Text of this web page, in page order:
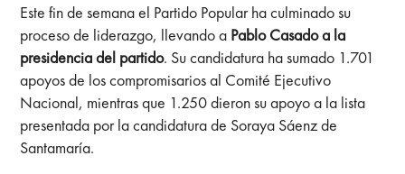
Este fin de semana el Partido Popular ha culminado su
proceso de liderazgo, llevando a Pablo Casado a la
presidencia del partido. Su candidatura ha sumado 1.701
apoyos de los compromisarios al Comité Ejecutivo
Nacional, mientras que 1.250 dieron su apoyo a la lista
presentada por la candidatura de Soraya Sáenz de
Santamaría.